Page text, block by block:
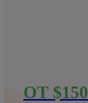
ОТ $150